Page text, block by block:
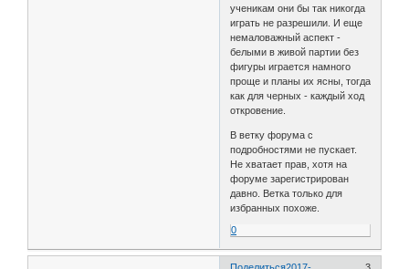
ученикам они бы так никогда
играть не разрешили. И еще
немаловажный аспект -
белыми в живой партии без
фигуры играется намного
проще и планы их ясны, тогда
как для черных - каждый ход
откровение.
В ветку форума с
подробностями не пускает.
Не хватает прав, хотя на
форуме зарегистрирован
давно. Ветка только для
избранных похоже.
0
Поделиться 3
2017-